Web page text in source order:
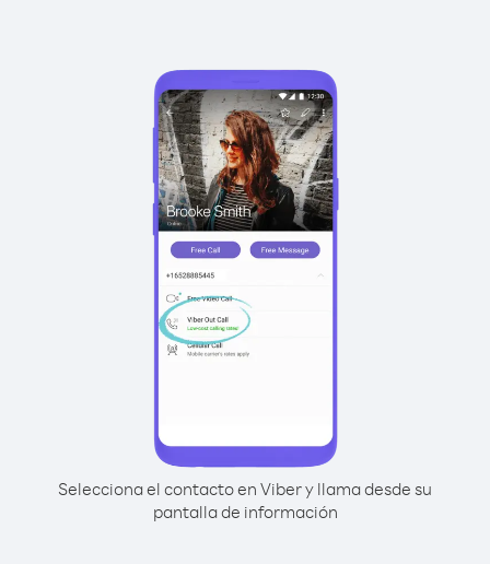
Selecciona el contacto en Viber y llama desde su
pantalla de información